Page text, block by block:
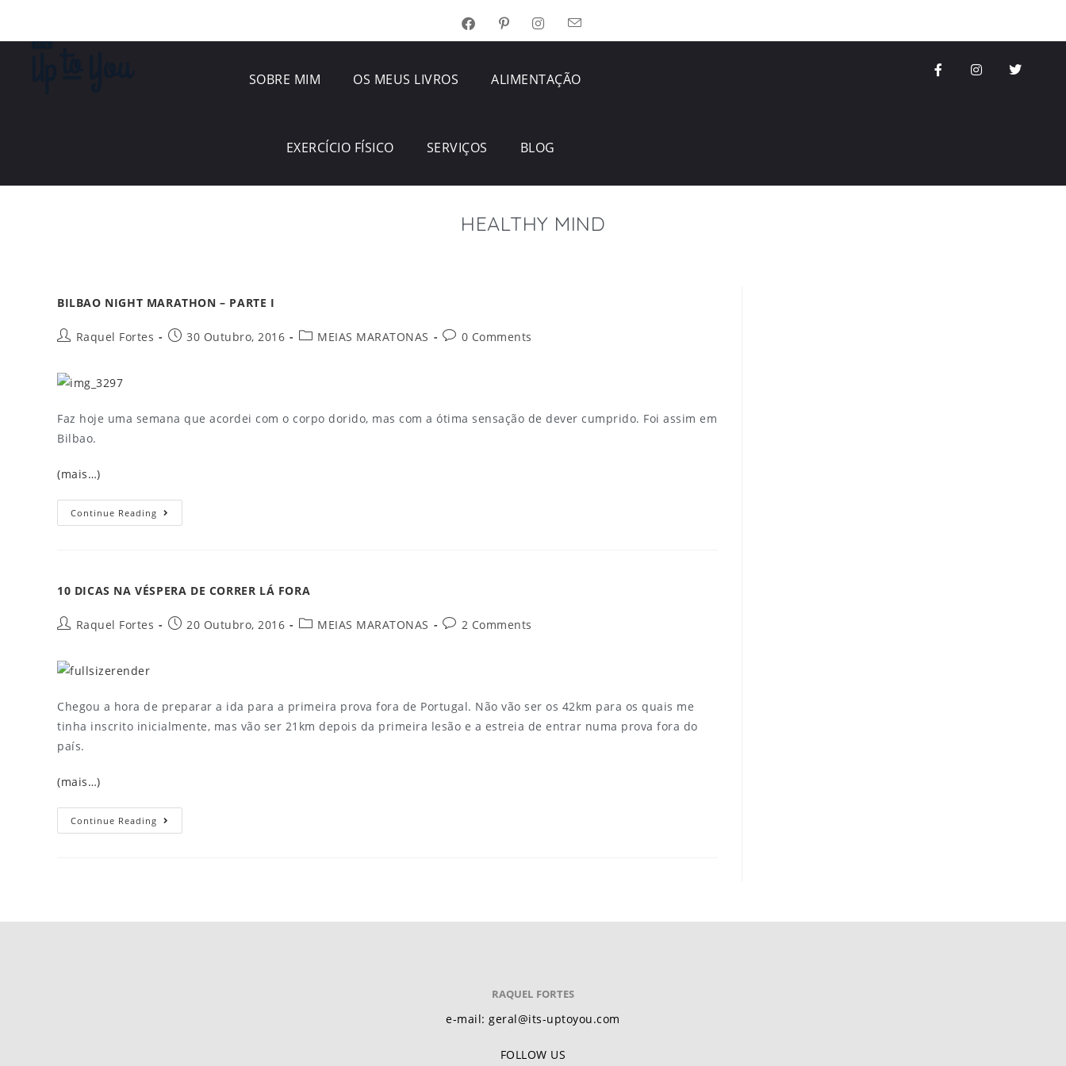
SOBRE MIM OS MEUS LIVROS ALIMENTAÇÃO
EXERCÍCIO FÍSICO SERVIÇOS BLOG
HEALTHY MIND
BILBAO NIGHT MARATHON – PARTE I
Raquel Fortes 30 Outubro, 2016 MEIAS MARATONAS 0 Comments
Faz hoje uma semana que acordei com o corpo dorido, mas com a ótima sensação de dever cumprido. Foi assim em
Bilbao.
(mais…)
Continue Reading
10 DICAS NA VÉSPERA DE CORRER LÁ FORA
Raquel Fortes 20 Outubro, 2016 MEIAS MARATONAS 2 Comments
Chegou a hora de preparar a ida para a primeira prova fora de Portugal. Não vão ser os 42km para os quais me
tinha inscrito inicialmente, mas vão ser 21km depois da primeira lesão e a estreia de entrar numa prova fora do
país.
(mais…)
Continue Reading
RAQUEL FORTES
e-mail: geral@its-uptoyou.com
FOLLOW US